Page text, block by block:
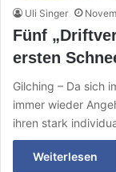
Uli Singer
Fünf
ersten
Gilching – Da sich
immer wieder
ihren stark
Weiterlesen